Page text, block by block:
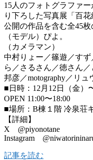
15人のフォトグラファ
り下ろした写真展「百
公開の作品を含む全45枚
（モデル）ぴよ。
（カメラマン）
中村りょー／篠遊／す
ら／さるさん／徳さん
邦彦／motography／リュ
■日時：12月12日（金）
OPEN 11:00〜18:00
■場所：B棟１階 冷泉荘
【詳細】
X @piyonotane
Instagram
記事を読む